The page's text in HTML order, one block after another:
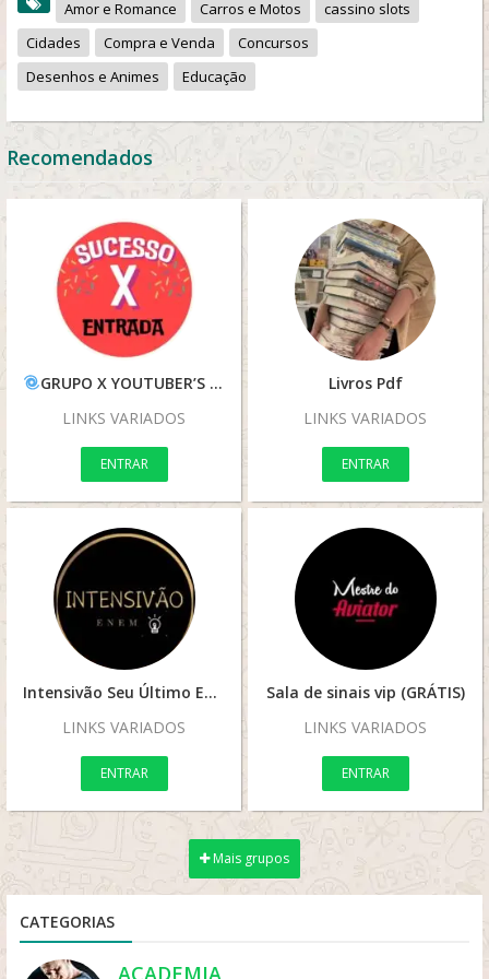
Amor e Romance Carros e Motos
cassino slots
Cidades
Compra e Venda
Concursos
Desenhos e Animes
Educação
Recomendados
GRUPO X YOUTUBER’S – ENTRADA
LINKS VARIADOS
ENTRAR
Livros Pdf
LINKS VARIADOS
ENTRAR
Intensivão Seu Último Enem
LINKS VARIADOS
ENTRAR
Sala de sinais vip (GRÁTIS)
LINKS VARIADOS
ENTRAR
Mais grupos
CATEGORIAS
ACADEMIA